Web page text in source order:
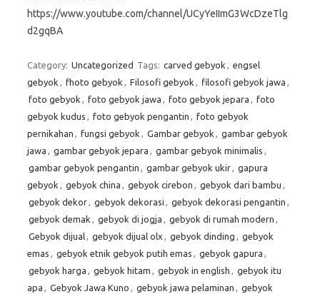
https://www.youtube.com/channel/UCyYeIImG3WcDzeTlg
d2gqBA
Category: Uncategorized Tags: carved gebyok , engsel
gebyok , fhoto gebyok , Filosofi gebyok , filosofi gebyok jawa ,
foto gebyok , foto gebyok jawa , foto gebyok jepara , foto
gebyok kudus , foto gebyok pengantin , foto gebyok
pernikahan , fungsi gebyok , Gambar gebyok , gambar gebyok
jawa , gambar gebyok jepara , gambar gebyok minimalis ,
gambar gebyok pengantin , gambar gebyok ukir, gapura
gebyok , gebyok china , gebyok cirebon , gebyok dari bambu ,
gebyok dekor, gebyok dekorasi , gebyok dekorasi pengantin ,
gebyok demak , gebyok di jogja , gebyok di rumah modern ,
Gebyok dijual, gebyok dijual olx , gebyok dinding , gebyok
emas , gebyok etnik gebyok putih emas , gebyok gapura ,
gebyok harga , gebyok hitam , gebyok in english , gebyok itu
apa , Gebyok Jawa Kuno , gebyok jawa pelaminan , gebyok